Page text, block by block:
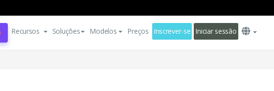
Recursos Soluções Modelos Preços Inscrever-se Iniciar sessão